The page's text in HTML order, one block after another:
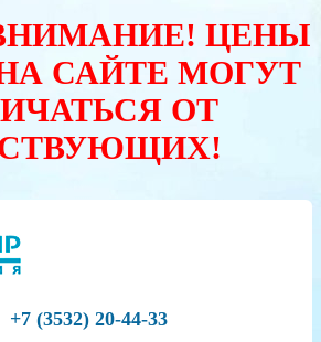
ЦЕНЫ
САЙТЕ МОГУТ
ОТ
+7 (3532) 20-44-33